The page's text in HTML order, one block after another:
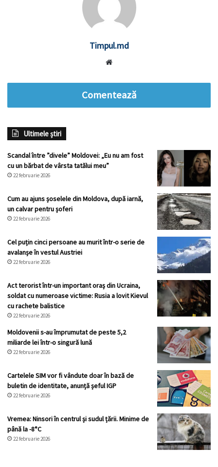
Timpul.md
Comentează
Ultimele știri
Scandal între ”divele” Moldovei: „Eu nu am fost
cu un bărbat de vârsta tatălui meu”
22 februarie 2026
Cum au ajuns șoselele din Moldova, după iarnă,
un calvar pentru șoferi
22 februarie 2026
Cel puțin cinci persoane au murit într-o serie de
avalanșe în vestul Austriei
22 februarie 2026
Act terorist într-un important oraș din Ucraina,
soldat cu numeroase victime: Rusia a lovit Kievul
cu rachete balistice
22 februarie 2026
Moldovenii s-au împrumutat de peste 5,2
miliarde lei într-o singură lună
22 februarie 2026
Cartelele SIM vor fi vândute doar în bază de
buletin de identitate, anunță șeful IGP
22 februarie 2026
Vremea: Ninsori în centrul și sudul țării. Minime de
până la -8°C
22 februarie 2026